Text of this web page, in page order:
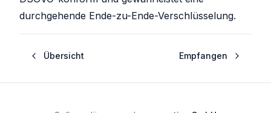
durchgehende Ende-zu-Ende-Verschlüsselung.
Übersicht Empfangen